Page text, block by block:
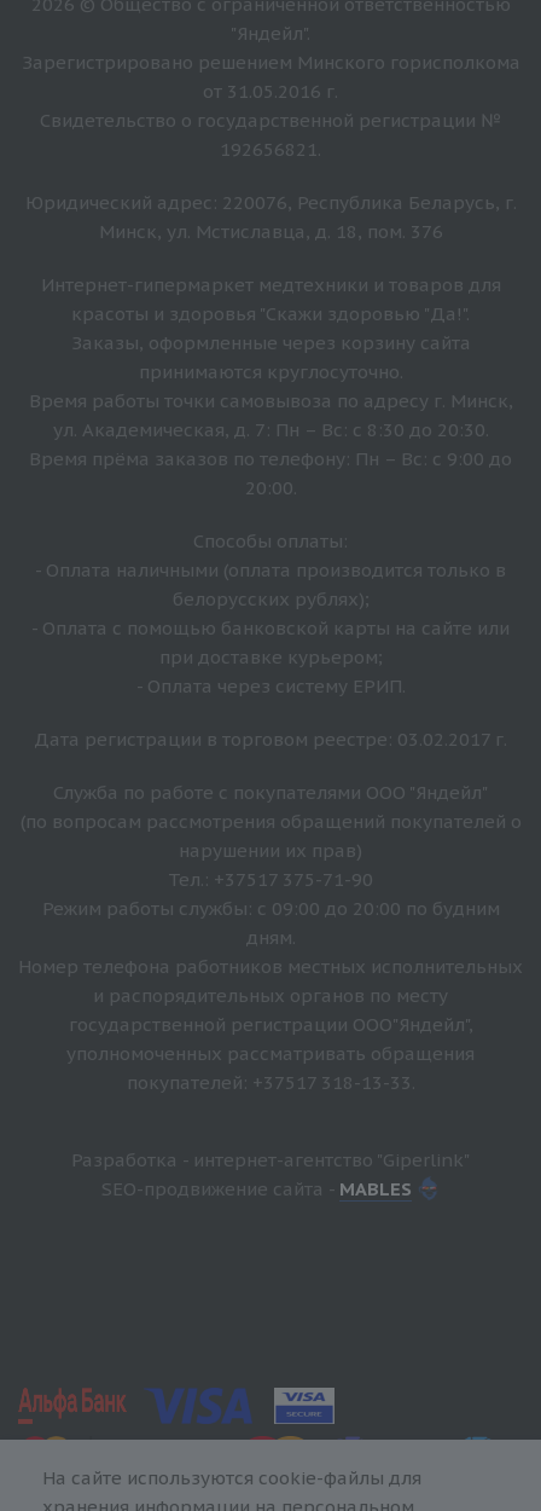
"Яндейл".
Зарегистрировано решением Минского горисполкома
от 31.05.2016 г.
Свидетельство о государственной регистрации №
192656821.
Юридический адрес: 220076, Республика Беларусь, г.
Минск, ул. Мстиславца, д. 18, пом. 376
Интернет-гипермаркет медтехники и товаров для
красоты и здоровья "Скажи здоровью "Да!".
Заказы, оформленные через корзину сайта
принимаются круглосуточно.
Время работы точки самовывоза по адресу г. Минск,
ул. Академическая, д. 7: Пн – Вс: с 8:30 до 20:30.
Время прёма заказов по телефону: Пн – Вс: с 9:00 до
20:00.
Способы оплаты:
- Оплата наличными (оплата производится только в
белорусских рублях);
- Оплата с помощью банковской карты на сайте или
при доставке курьером;
- Оплата через систему ЕРИП.
Дата регистрации в торговом реестре: 03.02.2017 г.
Служба по работе с покупателями ООО "Яндейл"
(по вопросам рассмотрения обращений покупателей о
нарушении их прав)
Тел.: +37517 375-71-90
Режим работы службы: с 09:00 до 20:00 по будним
дням.
Номер телефона работников местных исполнительных
и распорядительных органов по месту
государственной регистрации ООО"Яндейл",
уполномоченных рассматривать обращения
покупателей: +37517 318-13-33.
Разработка - интернет-агентство "Giperlink"
SEO-продвижение сайта - MABLES
На сайте используются cookie-файлы для